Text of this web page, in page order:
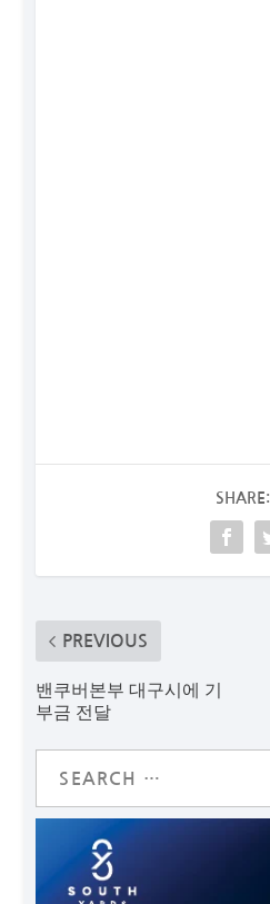
SHARE:
PREVIOUS
밴쿠버본부 대구시에 기
부금 전달